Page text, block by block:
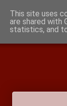
Piņķu
Babītes un
This site uses
are shared with
statistics, and